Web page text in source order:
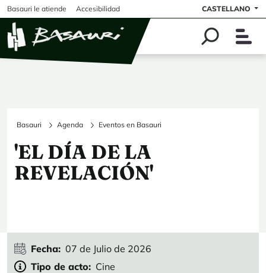
Pasar al contenido principal
Basauri le atiende Accesibilidad CASTELLANO
Basauri Agenda Eventos en Basauri
'EL DÍA DE LA
REVELACIÓN'
Fecha 07 de Julio de 2026
Tipo de acto
Cine